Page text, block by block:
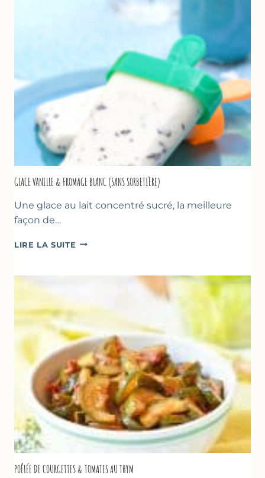
COURGETTE…
GLACE VANILLE & FROMAGE BLANC (SANS SORBETIÈRE)
Une glace au lait concentré sucré, la meilleure
façon de…
LIRE LA SUITE GLACE
POÊLÉE DE COURGETTES & TOMATES AU THYM